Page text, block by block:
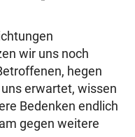
wir uns noch
hegen
erwartet, wissen
Bedenken endlich
gegen weitere